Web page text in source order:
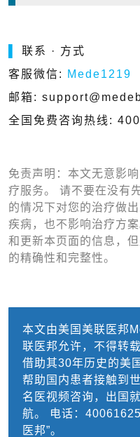
联系 · 方式
客服微信:
Mede1219
邮箱:
全国免费咨询热线:
免责声明：本文无意影
疗服务。 请不要在没有
的情况下对您的治疗做
疾病，也不影响治疗方
和更新本页面的信息，
的精确性和完整性。
本文由美国美联医邦
联医邦允许，不得转
借助其30年历史的美
帮助国内患者接触到
名医视频咨询，出国
航。 电话：
医邦”。